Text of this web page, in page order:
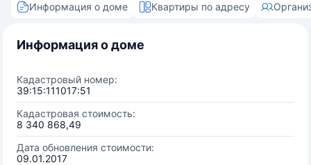
Информация о доме Квартиры по адресу
Информация о доме
Кадастровый номер:
39:15:111017:51
Кадастровая стоимость:
8 340 868,49
Дата обновления стоимости:
09.01.2017